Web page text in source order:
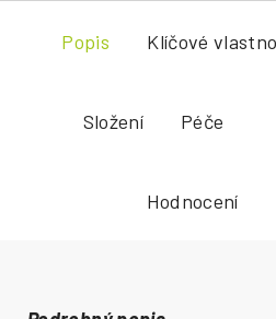
Popis Klíčové
Složení Péče
Hodnocení